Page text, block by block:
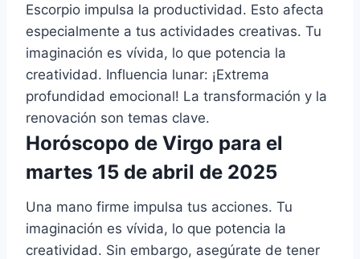
Escorpio impulsa la productividad. Esto afecta
especialmente a tus actividades creativas. Tu
imaginación es vívida, lo que potencia la
creatividad. Influencia lunar: ¡Extrema
profundidad emocional! La transformación y la
renovación son temas clave.
Horóscopo de Virgo para el
martes 15 de abril de 2025
Una mano firme impulsa tus acciones. Tu
imaginación es vívida, lo que potencia la
creatividad. Sin embargo, asegúrate de tener